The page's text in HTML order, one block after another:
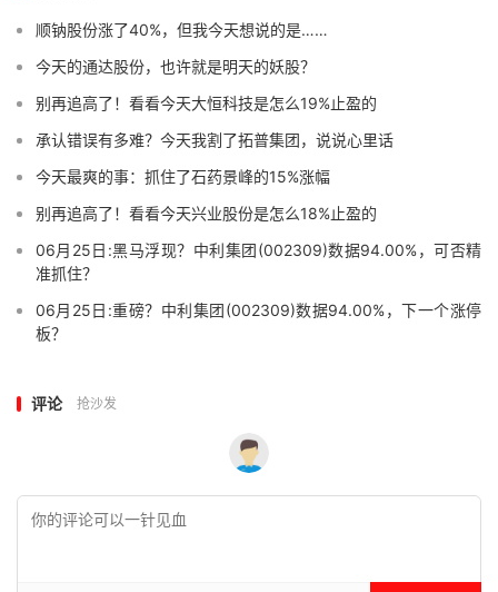
顺钠股份涨了40%，但我今天想说的是……
今天的通达股份，也许就是明天的妖股？
别再追高了！看看今天大恒科技是怎么19%止盈的
承认错误有多难？今天我割了拓普集团，说说心里话
今天最爽的事：抓住了石药景峰的15%涨幅
别再追高了！看看今天兴业股份是怎么18%止盈的
06月25日:黑马浮现？中利集团(002309)数据94.00%，可否精
准抓住？
06月25日:重磅？中利集团(002309)数据94.00%，下一个涨停
板？
评论 抢沙发